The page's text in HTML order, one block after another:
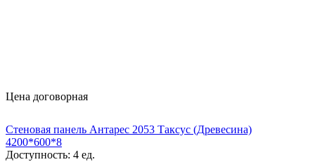
Цена договорная
Стеновая панель Антарес 2053 Таксус (Древесина)
4200*600*8
Доступность: 4 ед.